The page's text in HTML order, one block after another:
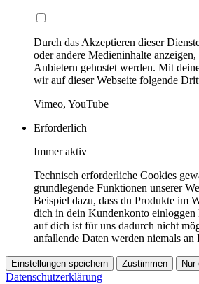
Durch das Akzeptieren dieser
oder andere Medieninhalte
Anbietern gehostet werden. Mit
wir auf dieser Webseite folgende
Vimeo, YouTube
Erforderlich
Immer aktiv
Technisch erforderliche Cookies
grundlegende Funktionen unserer
Beispiel dazu, dass du Produkte im
dich in dein Kundenkonto einloggen
auf dich ist für uns dadurch nicht
anfallende Daten werden niemals an
Einstellungen speichern Zustimmen Nur
Datenschutzerklärung